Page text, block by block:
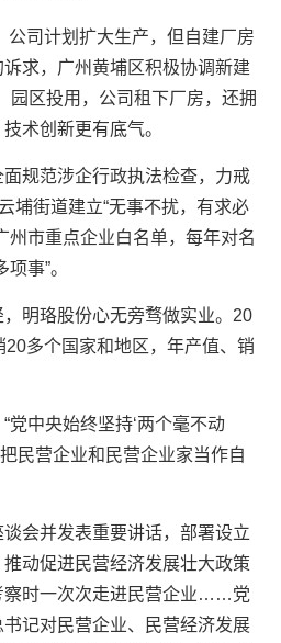
司计划扩大生产，但自建厂房
求，广州黄埔区积极协调新建
园区投用，公司租下厂房，还拥
术创新更有底气。
规范涉企行政执法检查，力戒
埔街道建立“无事不扰，有求必
州市重点企业白名单，每年对名
事”。
明珞股份心无旁骛做实业。20
多个国家和地区，年产值、销
中央始终坚持‘两个毫不动
把民营企业和民营企业家当作自
并发表重要讲话，部署设立
动促进民营经济发展壮大政策
察时一次次走进民营企业……党
记对民营企业、民营经济发展